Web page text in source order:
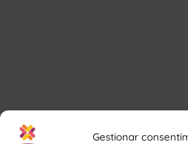
Gestionar